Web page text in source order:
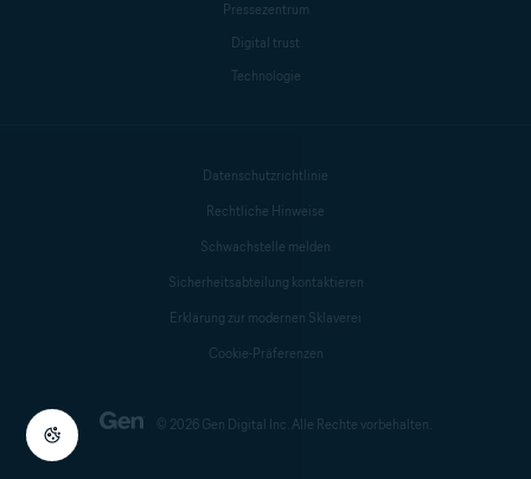
Pressezentrum
Digital trust
Technologie
© 2026 Gen Digital Inc. Alle Rechte vorbehalten.
Datenschutzrichtlinie
Rechtliche Hinweise
Schwachstelle melden
Sicherheitsabteilung kontaktieren
Erklärung zur modernen Sklaverei
Cookie-Präferenzen